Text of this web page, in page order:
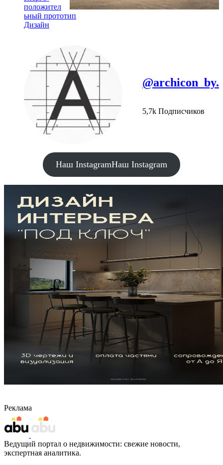
положител
ьный прототип
Дизайн
@archicon_by.
5,7k Подписчиков
Наш InstagramНаш Instagram
Реклама
Ведущий портал о недвижимости: свежие новости,
экспертная аналитика.